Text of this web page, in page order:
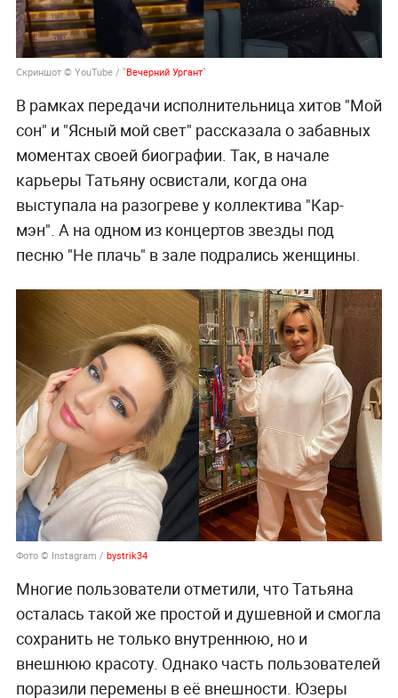
Скриншот © YouTube / "Вечерний Ургант"
В рамках передачи исполнительница хитов "Мой
сон" и "Ясный мой свет" рассказала о забавных
моментах своей биографии. Так, в начале
карьеры Татьяну освистали, когда она
выступала на разогреве у коллектива "Кар-
мэн". А на одном из концертов звезды под
песню "Не плачь" в зале подрались женщины.
Фото © Instagram / bystrik34
Многие пользователи отметили, что Татьяна
осталась такой же простой и душевной и смогла
сохранить не только внутреннюю, но и
внешнюю красоту. Однако часть пользователей
поразили перемены в её внешности. Юзеры